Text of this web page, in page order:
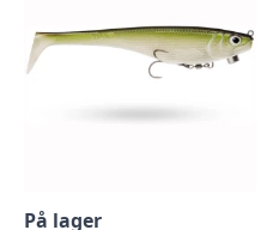
På lager